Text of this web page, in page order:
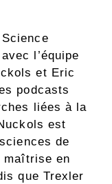
l’équipe
et Eric
podcasts
liées à la
est
de
maîtrise en
que Trexler